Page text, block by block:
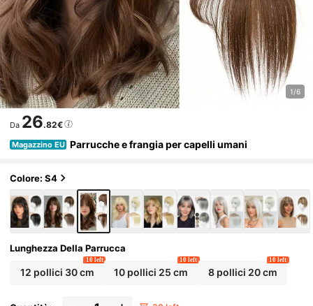
1/6
Da 26.82€
Magazzino EU Parrucche e frangia per capelli umani
Colore: S4
Lunghezza Della Parrucca
12 pollici 30 cm
10 left
10 pollici 25 cm
10 left
8 pollici 20 cm
10 left